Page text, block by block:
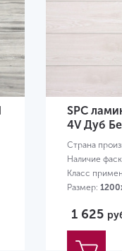
SPC
4V Дуб
Страна
Наличие
Класс
Размер:
1 625